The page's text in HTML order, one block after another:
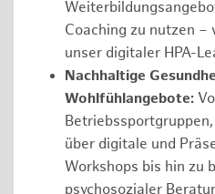
Coaching zu nutzen –
unser digitaler HPA-
Nachhaltige
Wohlfühlangebote:
über digitale und
Workshops bis hin zu
psychosozialer